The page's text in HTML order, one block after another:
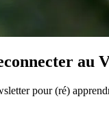
au
pour (ré)